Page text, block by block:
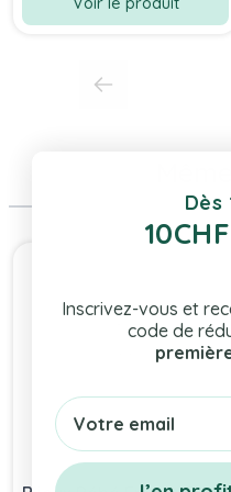
Press to skip carousel
Dès
Inscrivez-vous et
code de
Email